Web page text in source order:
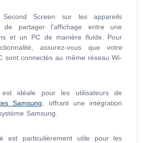
Second Screen sur les appareils
de partager l'affichage entre une
et un PC de manière fluide. Pour
assurez-vous que votre
sont connectés au même réseau Wi-
est idéale pour les utilisateurs de
Samsung , offrant une intégration
Samsung.
est particulièrement utile pour les